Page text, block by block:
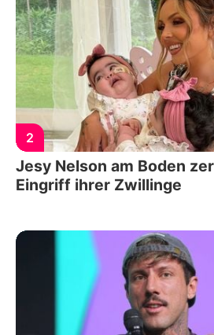
2
Jesy Nelson am Boden
Eingriff ihrer Zwillinge